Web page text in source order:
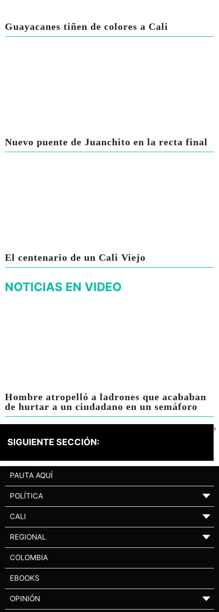
Guayacanes tiñen de colores a Cali
Nuevo puente de Juanchito en la recta final
El centenario de un Cali Viejo
NOTICIAS EN VIDEO
Hombre atropelló a ladrones que acababan
de hurtar a un ciudadano en un semáforo
SIGUIENTE SECCIÓN:
›
PAUTA AQUÍ
POLÍTICA ▼
CALI ▼
REGIONAL ▼
COLOMBIA
EBOOKS
OPINIÓN ▼